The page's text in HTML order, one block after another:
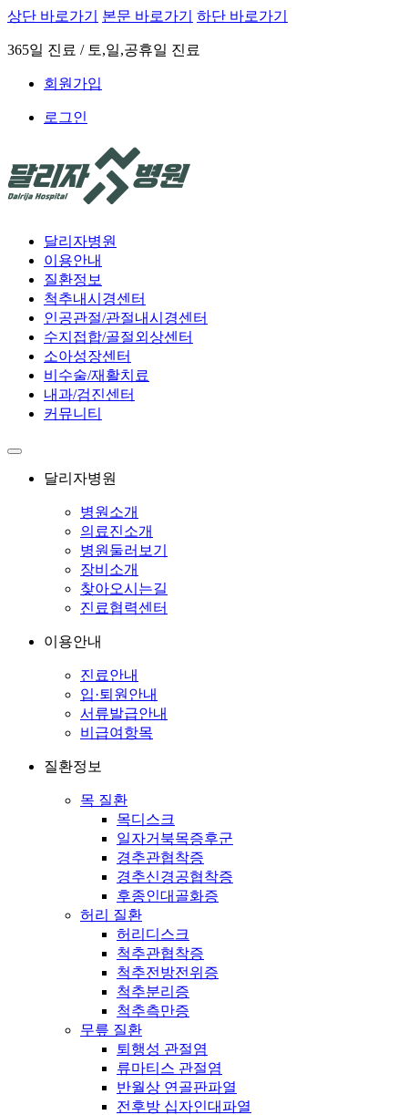
상단 바로가기 본문 바로가기 하단 바로가기
365일 진료 / 토,일,공휴일 진료
회원가입
로그인
달리자병원
이용안내
질환정보
척추내시경센터
인공관절/관절내시경센터
수지접합/골절외상센터
소아성장센터
비수술/재활치료
내과/검진센터
커뮤니티
달리자병원
병원소개
의료진소개
병원둘러보기
장비소개
찾아오시는길
진료협력센터
이용안내
진료안내
입·퇴원안내
서류발급안내
비급여항목
질환정보
목 질환
목디스크
일자거북목증후군
경추관협착증
경추신경공협착증
후종인대골화증
허리 질환
허리디스크
척추관협착증
척추전방전위증
척추분리증
척추측만증
무릎 질환
퇴행성 관절염
류마티스 관절염
반월상 연골판파열
전후방 십자인대파열